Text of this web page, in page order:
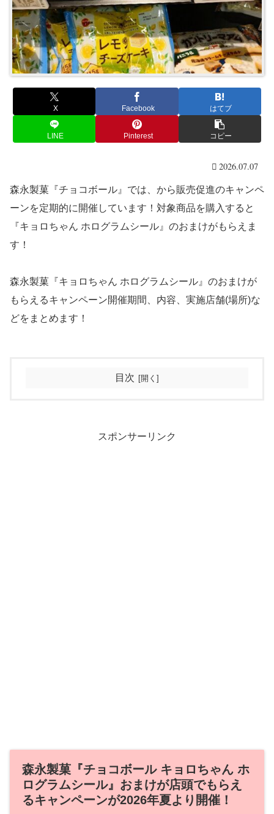
X Facebook はてブ
LINE Pinterest コピー
2026.07.07
森永製菓『チョコボール』では、から販売促進のキャンペ
ーンを定期的に開催しています！対象商品を購入すると
『キョロちゃん ホログラムシール』のおまけがもらえま
す！
森永製菓『キョロちゃん ホログラムシール』のおまけが
もらえるキャンペーン開催期間、内容、実施店舗(場所)な
どをまとめます！
目次
スポンサーリンク
森永製菓『チョコボール キョロちゃん ホ
ログラムシール』おまけが店頭でもらえ
るキャンペーンが2026年夏より開催！